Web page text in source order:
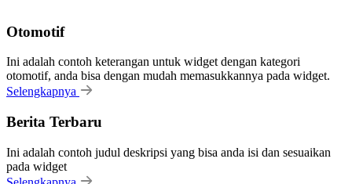
Otomotif
Ini adalah contoh keterangan untuk widget dengan kategori
otomotif, anda bisa dengan mudah memasukkannya pada widget.
Selengkapnya
Berita Terbaru
Ini adalah contoh judul deskripsi yang bisa anda isi dan sesuaikan
pada widget